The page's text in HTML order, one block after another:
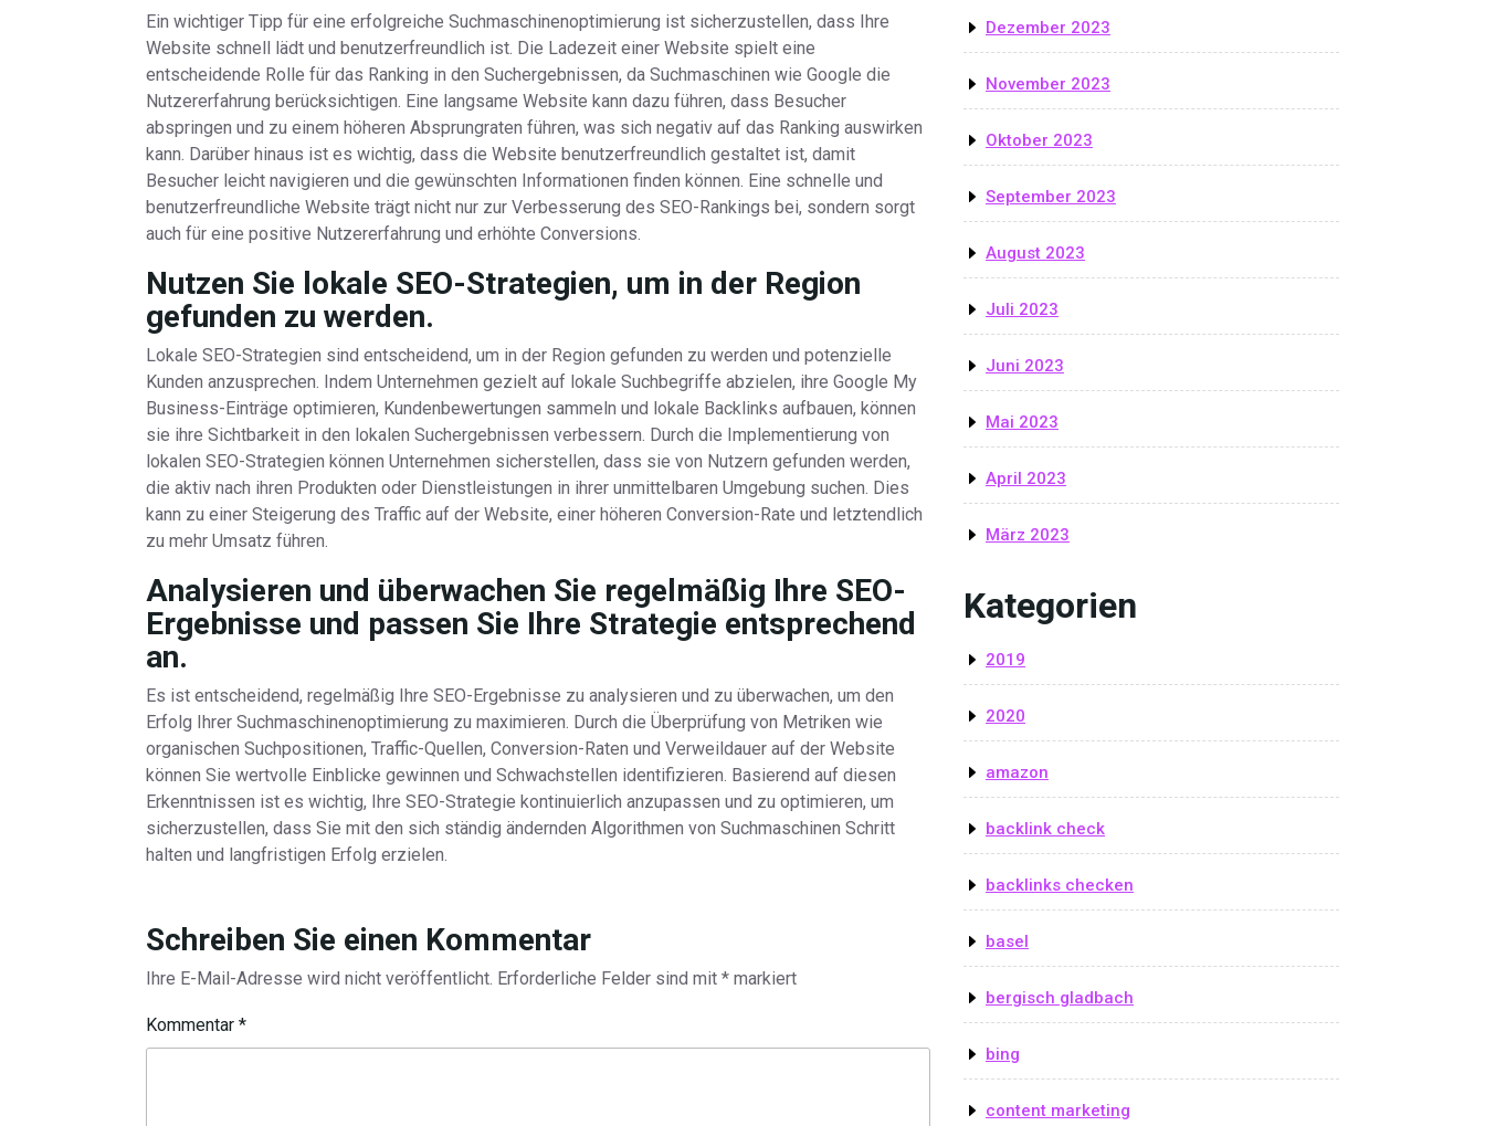
Ein wichtiger Tipp für eine erfolgreiche Suchmaschinenoptimierung ist sicherzustellen, dass Ihre
Website schnell lädt und benutzerfreundlich ist. Die Ladezeit einer Website spielt eine
entscheidende Rolle für das Ranking in den Suchergebnissen, da Suchmaschinen wie Google die
Nutzererfahrung berücksichtigen. Eine langsame Website kann dazu führen, dass Besucher
abspringen und zu einem höheren Absprungraten führen, was sich negativ auf das Ranking auswirken
kann. Darüber hinaus ist es wichtig, dass die Website benutzerfreundlich gestaltet ist, damit
Besucher leicht navigieren und die gewünschten Informationen finden können. Eine schnelle und
benutzerfreundliche Website trägt nicht nur zur Verbesserung des SEO-Rankings bei, sondern sorgt
auch für eine positive Nutzererfahrung und erhöhte Conversions.
Nutzen Sie lokale SEO-Strategien, um in der Region
gefunden zu werden.
Lokale SEO-Strategien sind entscheidend, um in der Region gefunden zu werden und potenzielle
Kunden anzusprechen. Indem Unternehmen gezielt auf lokale Suchbegriffe abzielen, ihre Google My
Business-Einträge optimieren, Kundenbewertungen sammeln und lokale Backlinks aufbauen, können
sie ihre Sichtbarkeit in den lokalen Suchergebnissen verbessern. Durch die Implementierung von
lokalen SEO-Strategien können Unternehmen sicherstellen, dass sie von Nutzern gefunden werden,
die aktiv nach ihren Produkten oder Dienstleistungen in ihrer unmittelbaren Umgebung suchen. Dies
kann zu einer Steigerung des Traffic auf der Website, einer höheren Conversion-Rate und letztendlich
zu mehr Umsatz führen.
Analysieren und überwachen Sie regelmäßig Ihre SEO-
Ergebnisse und passen Sie Ihre Strategie entsprechend
an.
Es ist entscheidend, regelmäßig Ihre SEO-Ergebnisse zu analysieren und zu überwachen, um den
Erfolg Ihrer Suchmaschinenoptimierung zu maximieren. Durch die Überprüfung von Metriken wie
organischen Suchpositionen, Traffic-Quellen, Conversion-Raten und Verweildauer auf der Website
können Sie wertvolle Einblicke gewinnen und Schwachstellen identifizieren. Basierend auf diesen
Erkenntnissen ist es wichtig, Ihre SEO-Strategie kontinuierlich anzupassen und zu optimieren, um
sicherzustellen, dass Sie mit den sich ständig ändernden Algorithmen von Suchmaschinen Schritt
halten und langfristigen Erfolg erzielen.
Schreiben Sie einen Kommentar
Ihre E-Mail-Adresse wird nicht veröffentlicht. Erforderliche Felder sind mit * markiert
Kommentar *
Dezember 2023
November 2023
Oktober 2023
September 2023
August 2023
Juli 2023
Juni 2023
Mai 2023
April 2023
März 2023
Kategorien
2019
2020
amazon
backlink check
backlinks checken
basel
bergisch gladbach
bing
content marketing